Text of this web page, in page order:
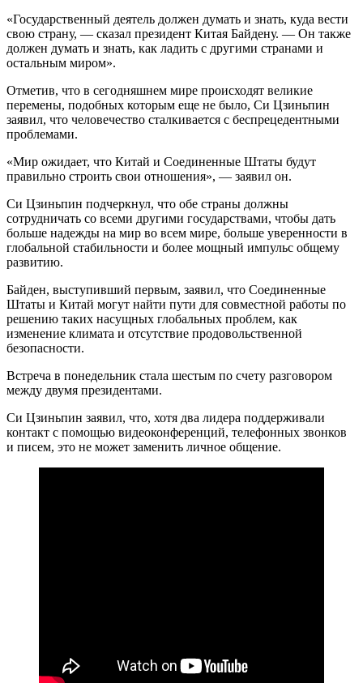
«Государственный деятель должен думать и знать, куда вести
свою страну, — сказал президент Китая Байдену. — Он также
должен думать и знать, как ладить с другими странами и
остальным миром».
Отметив, что в сегодняшнем мире происходят великие
перемены, подобных которым еще не было, Си Цзиньпин
заявил, что человечество сталкивается с беспрецедентными
проблемами.
«Мир ожидает, что Китай и Соединенные Штаты будут
правильно строить свои отношения», — заявил он.
Си Цзиньпин подчеркнул, что обе страны должны
сотрудничать со всеми другими государствами, чтобы дать
больше надежды на мир во всем мире, больше уверенности в
глобальной стабильности и более мощный импульс общему
развитию.
Байден, выступивший первым, заявил, что Соединенные
Штаты и Китай могут найти пути для совместной работы по
решению таких насущных глобальных проблем, как
изменение климата и отсутствие продовольственной
безопасности.
Встреча в понедельник стала шестым по счету разговором
между двумя президентами.
Си Цзиньпин заявил, что, хотя два лидера поддерживали
контакт с помощью видеоконференций, телефонных звонков
и писем, это не может заменить личное общение.